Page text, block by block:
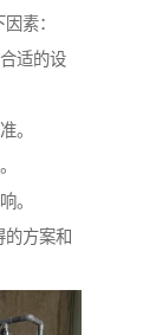
素：
适的设
。
。
方案和